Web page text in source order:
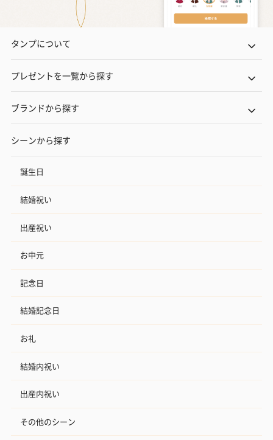
タンプについて
プレゼントを一覧から探す
ブランドから探す
シーンから探す
誕生日
結婚祝い
出産祝い
お中元
記念日
結婚記念日
お礼
結婚内祝い
出産内祝い
その他のシーン